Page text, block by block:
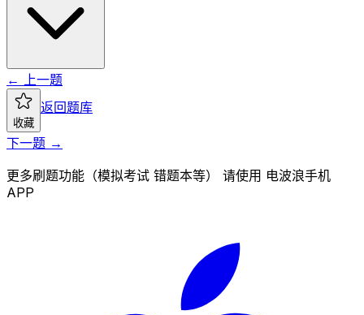
← 上一题
收藏
返回题库
下一题 →
更多刷题功能（模拟考试 错题本等） 请使用 电波浪手机
APP